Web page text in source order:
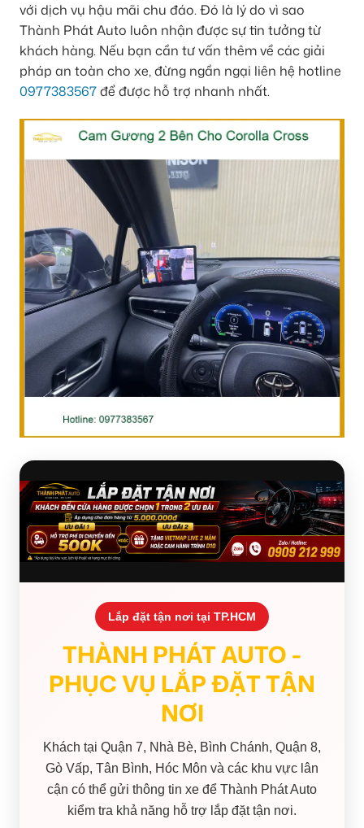
với dịch vụ hậu mãi chu đáo. Đó là lý do vì sao
Thành Phát Auto luôn nhận được sự tin tưởng từ
khách hàng. Nếu bạn cần tư vấn thêm về các giải
pháp an toàn cho xe, đừng ngần ngại liên hệ hotline
0977383567để được hỗ trợ nhanh nhất.
Lắp đặt tận nơi tại TP.HCM
THÀNH PHÁT AUTO -
PHỤC VỤ LẮP ĐẶT TẬN
NƠI
Khách tại Quận 7, Nhà Bè, Bình Chánh, Quận 8,
Gò Vấp, Tân Bình, Hóc Môn và các khu vực lân
cận có thể gửi thông tin xe để Thành Phát Auto
kiểm tra khả năng hỗ trợ lắp đặt tận nơi.